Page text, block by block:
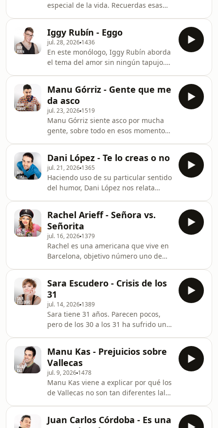
especial de la vida. Recuerdas esas
a partes iguales.
Iggy Rubín - Eggo
jul. 28, 2026 1436
En este monólogo, Iggy Rubín aborda
el tema del amor sin ningún tapujo.
Manu Górriz - Gente que me
da asco
jul. 23, 2026 1519
Manu Górriz siente asco por mucha
gente, sobre todo en esos momentos
Dani López - Te lo creas o no
jul. 21, 2026 1365
Haciendo uso de su particular sentido
del humor, Dani López nos relata
gustos cambian.
Rachel Arieff - Señora vs.
Señorita
jul. 16, 2026 1379
Rachel es una americana que vive en
Barcelona, objetivo número uno de
Sara Escudero - Crisis de los
31
jul. 14, 2026 1389
Sara tiene 31 años. Parecen pocos,
pero de los 30 a los 31 ha sufrido un
Manu Kas - Prejuicios sobre
Vallecas
jul. 9, 2026 1478
Manu Kas viene a explicar por qué los
de Vallecas no son tan diferentes lal
Juan Carlos Córdoba - Es una